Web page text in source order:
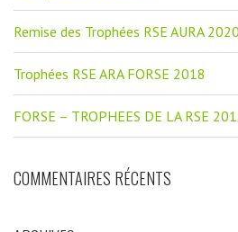
Remise des Trophées RSE AURA 2020
Trophées RSE ARA FORSE 2018
FORSE – TROPHEES DE LA RSE
COMMENTAIRES RÉCENTS